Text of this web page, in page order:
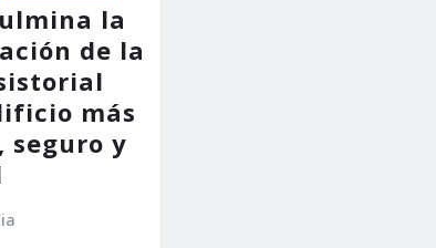
la
de la
más
seguro y